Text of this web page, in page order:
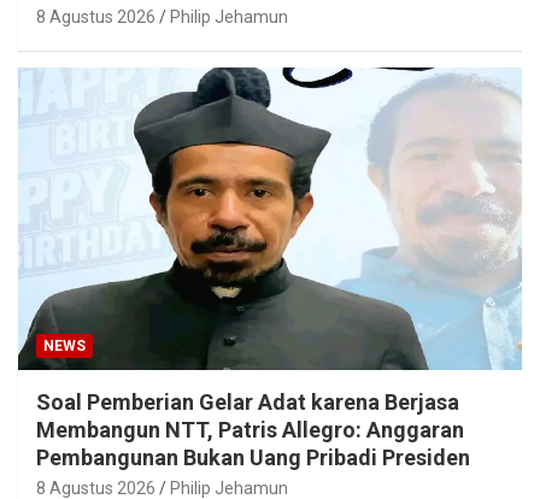
8 Agustus 2026 Philip Jehamun
NEWS
Soal Pemberian Gelar Adat karena Berjasa
Membangun NTT, Patris Allegro: Anggaran
Pembangunan Bukan Uang Pribadi Presiden
8 Agustus 2026 Philip Jehamun